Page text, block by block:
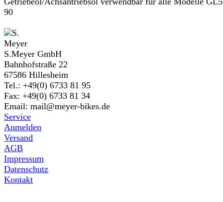
90
S.Meyer GmbH
Bahnhofstraße 22
67586 Hillesheim
Tel.: +49(0) 6733 81 95
Fax: +49(0) 6733 81 34
Email: mail@meyer-bikes.de
Service
Anmelden
Versand
AGB
Impressum
Datenschutz
Kontakt